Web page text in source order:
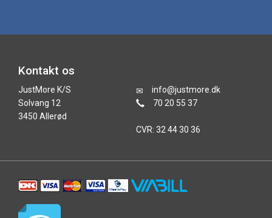
Kontakt os
JustMore K/S
Solvang 12
3450 Allerød
info@justmore.dk
70 20 55 37
CVR: 32 44 30 36